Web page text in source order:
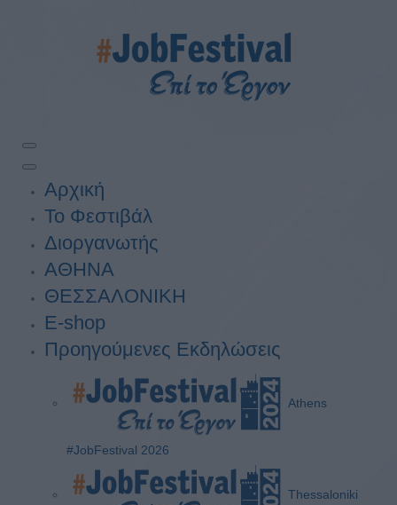
Αρχική
Το Φεστιβάλ
Διοργανωτής
ΑΘΗΝΑ
ΘΕΣΣΑΛΟΝΙΚΗ
E-shop
Προηγούμενες Εκδηλώσεις
Athens
#JobFestival 2026
Thessaloniki